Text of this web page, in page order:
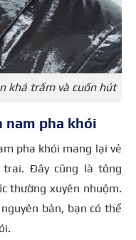
khá trầm và cuốn hút
nam pha khói
pha khói mang lại vẻ
trai. Đây cũng là tông
thường xuyên nhuộm.
bản, bạn có thể